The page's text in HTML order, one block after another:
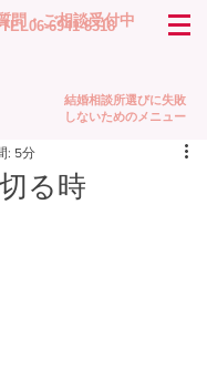
TEL06-6941-8318
問・ご相談受付中
結婚相談所選びに失敗
しないためのメニュー
る時
: 5分